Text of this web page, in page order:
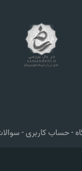
-حساب کاربری-